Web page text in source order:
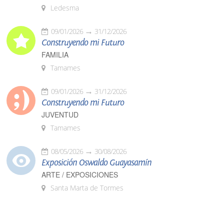
Ledesma
09/01/2026 31/12/2026
Construyendo mi Futuro
FAMILIA
Tamames
09/01/2026 31/12/2026
Construyendo mi Futuro
JUVENTUD
Tamames
08/05/2026 30/08/2026
Exposición Oswaldo Guayasamín
ARTE / EXPOSICIONES
Santa Marta de Tormes